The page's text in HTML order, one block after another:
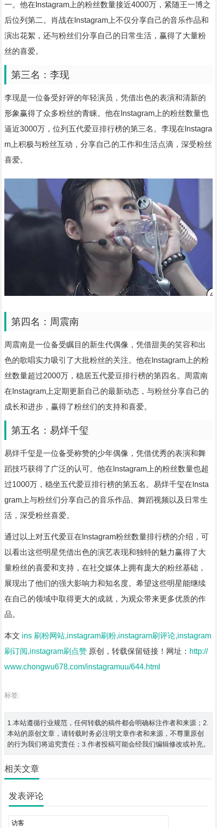
一。他在Instagram上的粉丝数量接近4000万，紧随王一博之
后位列第二。肖战在Instagram上不仅分享自己的音乐作品和
演出花絮，还与粉丝们分享自己的日常生活，赢得了大量粉
丝的喜爱。
第三名：李现
李现是一位备受好评的年轻演员，凭借出色的表演和清新的
形象赢得了众多粉丝的青睐。他在Instagram上的粉丝数量也
逼近3000万，位列五代爱豆排行榜的第三名。李现在Instagra
m上积极与粉丝互动，分享自己的工作和生活点滴，深受粉丝
喜爱。
第四名：周震南
周震南是一位备受瞩目的新生代偶像，凭借甜美的笑容和出
色的歌唱实力吸引了大批粉丝的关注。他在Instagram上的粉
丝数量超过2000万，稳居五代爱豆排行榜的第四名。周震南
在Instagram上定期更新自己的最新动态，与粉丝分享自己的
成长和进步，赢得了粉丝们的支持和喜爱。
第五名：易烊千玺
易烊千玺是一位备受称赞的少年偶像，凭借优秀的表演和舞
蹈技巧获得了广泛的认可。他在Instagram上的粉丝数量也超
过1000万，稳坐五代爱豆排行榜的第五名。易烊千玺在Insta
gram上与粉丝们分享自己的音乐作品、舞蹈视频以及日常生
活，深受粉丝喜爱。
通过以上对五代爱豆在Instagram粉丝数量排行榜的介绍，可
以看出这些明星凭借出色的演艺表现和独特的魅力赢得了大
量粉丝的喜爱和支持，在社交媒体上拥有庞大的粉丝基础，
展现出了他们的强大影响力和知名度。希望这些明星能继续
在自己的领域中取得更大的成就，为观众带来更多优质的作
品。
本文 ins 刷粉网站,instagram刷粉,instagram刷评论,instagram
刷订阅,instagram刷点赞原创，转载保留链接！网址： http://
www.chongwu678.com/instagramuu/644.html
标签:
1.本站遵循行业规范，任何转载的稿件都会明确标注作者和来源；2.
本站的原创文章，请转载时务必注明文章作者和来源，不尊重原创
的行为我们将追究责任；3.作者投稿可能会经我们编辑修改或补充。
相关文章
发表评论